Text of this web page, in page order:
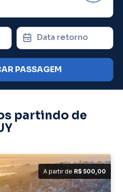
Data retorno
PASSAGEM
partindo de
A partir de R$ 500,00